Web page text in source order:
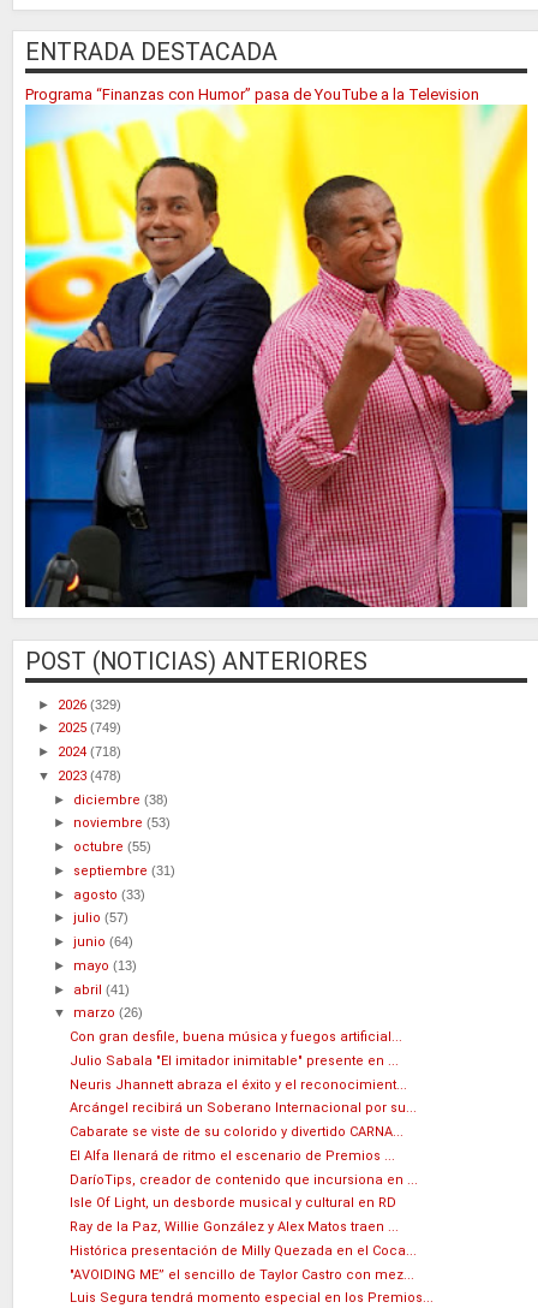
ENTRADA DESTACADA
Programa “Finanzas con Humor” pasa de YouTube a la Television
POST (NOTICIAS) ANTERIORES
► 2026 (329)
► 2025 (749)
► 2024 (718)
▼ 2023 (478)
► diciembre(38)
► noviembre(53)
► octubre(55)
► septiembre(31)
► agosto(33)
►julio(57)
►junio(64)
► mayo(13)
► abril(41)
▼ marzo(26)
Con gran desfile, buena música y fuegos artificial...
Julio Sabala "El imitador inimitable" presente en ...
Neuris Jhannett abraza el éxito y el reconocimient...
Arcángel recibirá un Soberano Internacional por su...
Cabarate se viste de su colorido y divertido CARNA...
El Alfa llenará de ritmo el escenario de Premios ...
DaríoTips, creador de contenido que incursiona en ...
Isle Of Light, un desborde musical y cultural en RD
Ray de la Paz, Willie González y Alex Matos traen ...
Histórica presentación de Milly Quezada en el Coca...
"AVOIDING ME” el sencillo de Taylor Castro con mez...
Luis Segura tendrá momento especial en los Premios...